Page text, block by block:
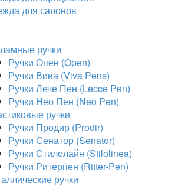
для салонов
ручки
Ручки Опен (Open)
Ручки Вива (Viva Pens)
Ручки Лече Пен (Lecce Pen)
Ручки Нео Пен (Neo Pen)
ручки
Ручки Продир (Prodir)
Ручки Сенатор (Senator)
Ручки Стилолайн (Stilolinea)
Ручки Ритерпен (Ritter-Pen)
ручки